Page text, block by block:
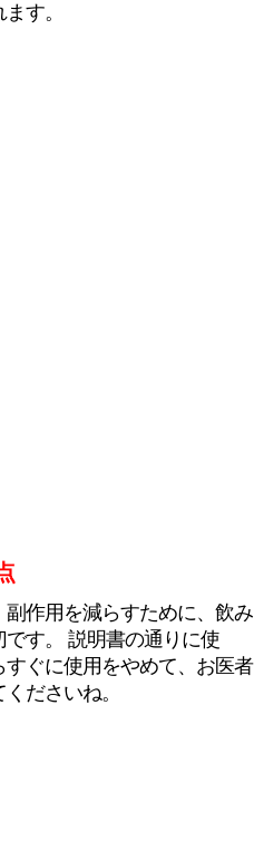
す。
作用を減らすために、飲み
す。 説明書の通りに使
ぐに使用をやめて、お医者
ださいね。